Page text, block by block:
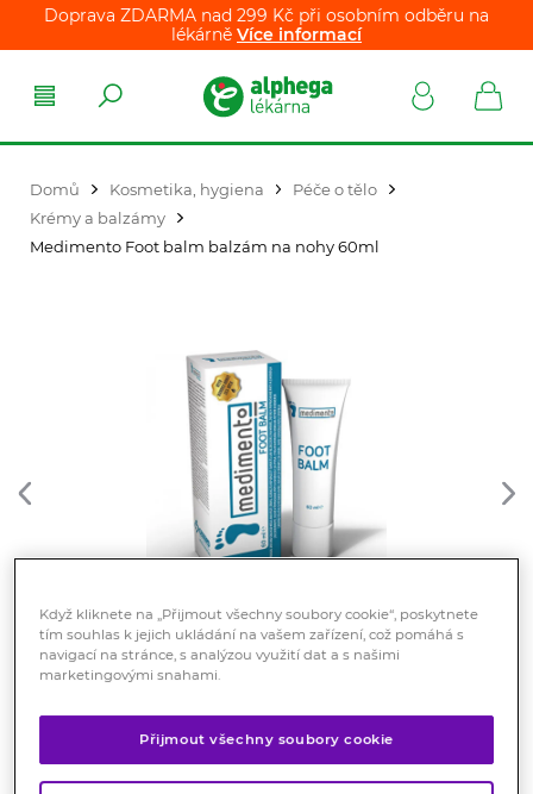
Doprava ZDARMA nad 299 Kč při osobním odběru na
lékárně Více informací
Domů Kosmetika, hygiena
Péče o tělo
Krémy a balzámy
Medimento Foot balm balzám na nohy 60ml
Medimento Foot balm balzám
na nohy 60ml
Když kliknete na „Přijmout všechny soubory cookie“, poskytnete
tím souhlas k jejich ukládání na vašem zařízení, což pomáhá s
navigací na stránce, s analýzou využití dat a s našimi
marketingovými snahami.
Přijmout všechny soubory cookie